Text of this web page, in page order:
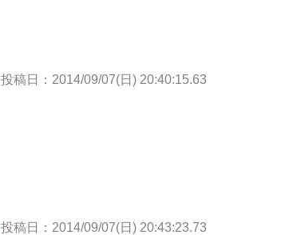
投稿日：2014/09/07(日) 20:40:15.63
投稿日：2014/09/07(日) 20:43:23.73